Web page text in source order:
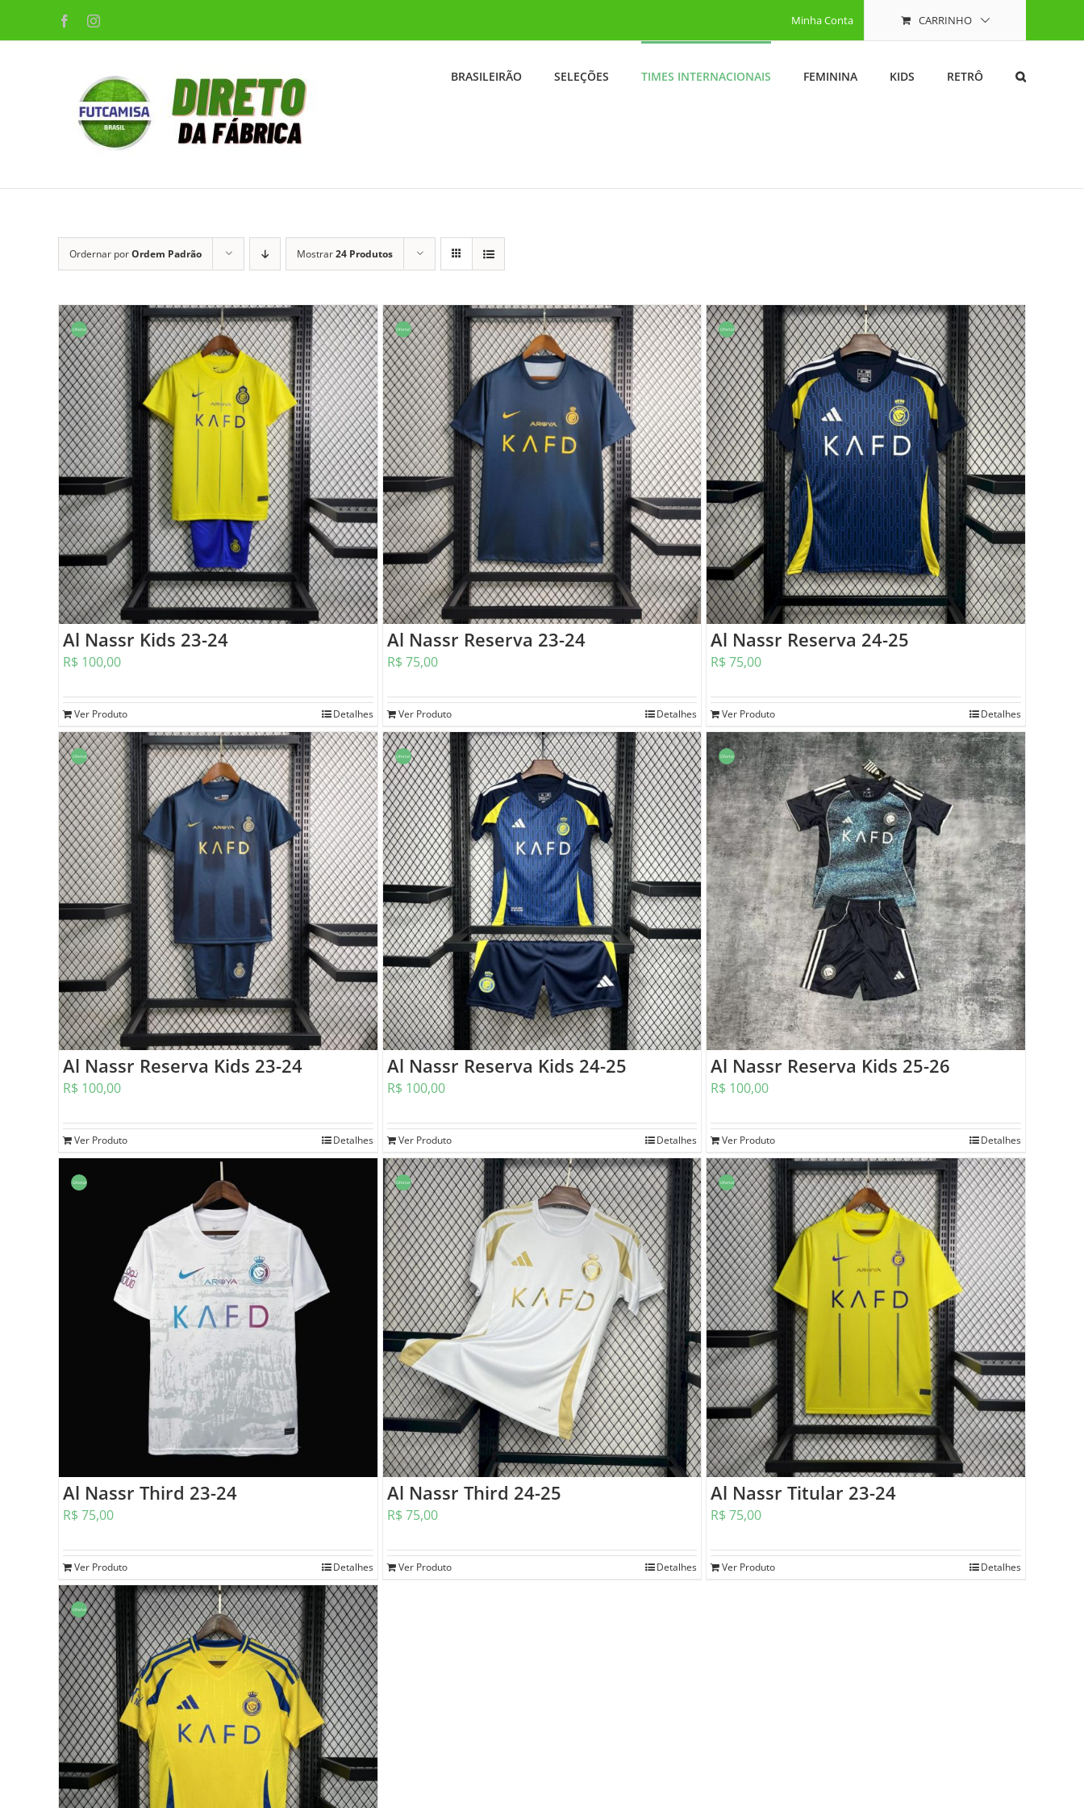
FacebookInstagram Minha Conta CARRINHO
BRASILEIRÃO SELEÇÕES TIMES INTERNACIONAIS FEMININA KIDS RETRÔ
Ordernar porOrdem Padrão Mostrar24 Produtos
Oferta!
Al Nassr Kids 23-24
R$ 100,00
Ver Produto Detalhes
Oferta!
Al Nassr Reserva 23-24
R$ 75,00
Ver Produto Detalhes
Oferta!
Al Nassr Reserva 24-25
R$ 75,00
Ver Produto Detalhes
Oferta!
Al Nassr Reserva Kids 23-24
R$ 100,00
Ver Produto Detalhes
Oferta!
Al Nassr Reserva Kids 24-25
R$ 100,00
Ver Produto Detalhes
Oferta!
Al Nassr Reserva Kids 25-26
R$ 100,00
Ver Produto Detalhes
Oferta!
Al Nassr Third 23-24
R$ 75,00
Ver Produto Detalhes
Oferta!
Al Nassr Third 24-25
R$ 75,00
Ver Produto Detalhes
Oferta!
Al Nassr Titular 23-24
R$ 75,00
Ver Produto Detalhes
Oferta!